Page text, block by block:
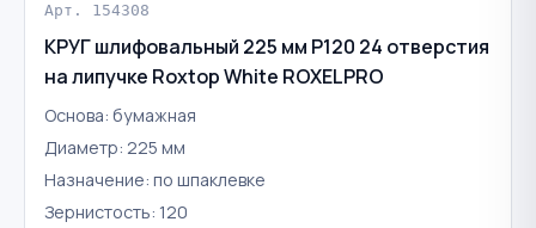
Арт. 154308
КРУГ шлифовальный 225 мм Р120 24 отверстия
на липучке Roxtop White ROXELPRO
Основа: бумажная
Диаметр: 225 мм
Назначение: по шпаклевке
Зернистость: 120